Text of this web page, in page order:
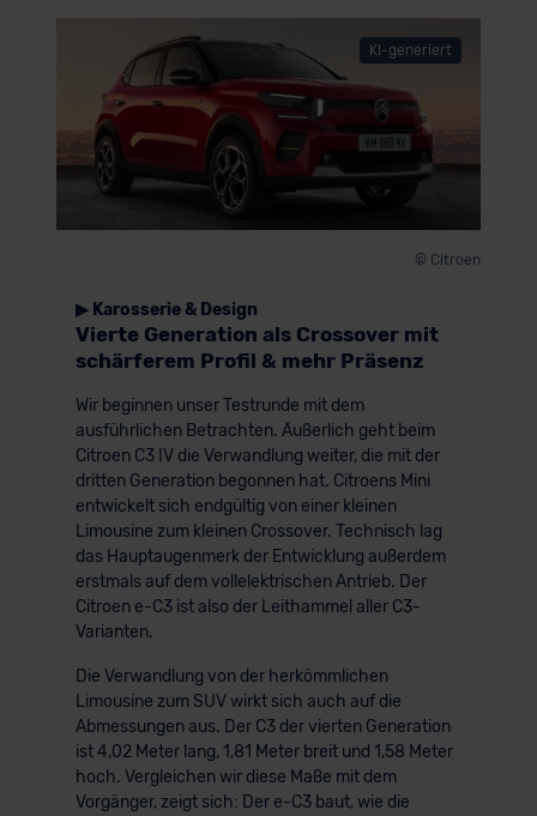
KI-generiert
© Citroen
▶ Karosserie & Design
Vierte Generation als Crossover mit
schärferem Profil & mehr Präsenz
Wir beginnen unser Testrunde mit dem
ausführlichen Betrachten. Äußerlich geht beim
Citroen C3 IV die Verwandlung weiter, die mit der
dritten Generation begonnen hat. Citroens Mini
entwickelt sich endgültig von einer kleinen
Limousine zum kleinen Crossover. Technisch lag
das Hauptaugenmerk der Entwicklung außerdem
erstmals auf dem vollelektrischen Antrieb. Der
Citroen e-C3 ist also der Leithammel aller C3-
Varianten.
Die Verwandlung von der herkömmlichen
Limousine zum SUV wirkt sich auch auf die
Abmessungen aus. Der C3 der vierten Generation
ist 4,02 Meter lang, 1,81 Meter breit und 1,58 Meter
hoch. Vergleichen wir diese Maße mit dem
Vorgänger, zeigt sich: Der e-C3 baut, wie die